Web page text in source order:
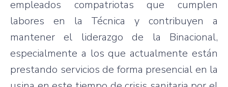
empleados compatriotas que cumplen
labores en la Técnica y contribuyen a
mantener el liderazgo de la Binacional,
especialmente a los que actualmente están
prestando servicios de forma presencial en la